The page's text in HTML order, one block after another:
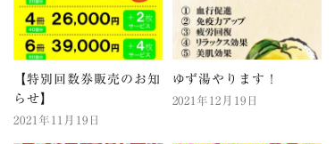
【特別回数券販売のお知
らせ】
2021年11月19日
ゆず湯やります！
2021年12月19日